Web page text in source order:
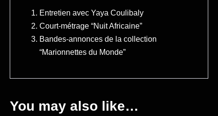
Entretien avec Yaya Coulibaly
Court-métrage “Nuit Africaine”
Bandes-annonces de la collection
“Marionnettes du Monde”
You may also like…